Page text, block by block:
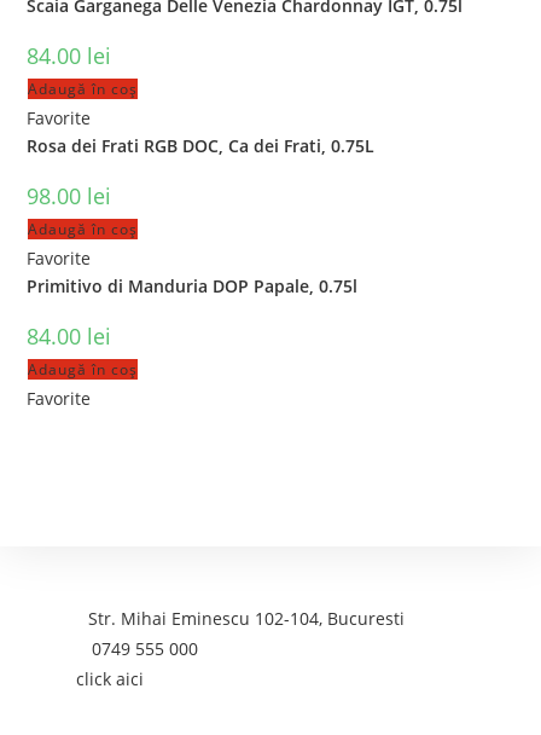
Scaia Garganega Delle Venezia Chardonnay IGT, 0.75l
84.00 lei
Adaugă în coș
Favorite
Rosa dei Frati RGB DOC, Ca dei Frati, 0.75L
98.00 lei
Adaugă în coș
Favorite
Primitivo di Manduria DOP Papale, 0.75l
84.00 lei
Adaugă în coș
Favorite
Adresa:Str. Mihai Eminescu 102-104, Bucuresti
Telefon:0749 555 000
Email:click aici